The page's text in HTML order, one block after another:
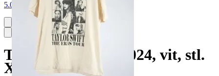
5.0
T-shirt, OS Paris 2024, vit, stl.
XL.